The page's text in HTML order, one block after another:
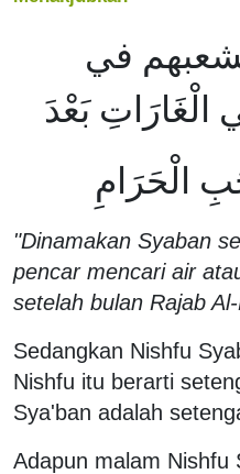
في
الْغَارَاتِ بَعْدَ
الْحَرَامِ
"Dinamakan Syaban
pencar mencari air
setelah bulan Rajab
Sedangkan Nishfu
Nishfu itu berarti
Sya'ban adalah
Adapun malam Nishfu